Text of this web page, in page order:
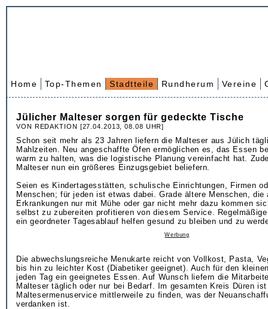
Home Top-Themen Stadtteile Rundherum Vereine
Jülicher Malteser sorgen für gedeckte Tische
VON REDAKTION [27.04.2013, 08.08 UHR]
Schon seit mehr als 23 Jahren liefern die Malteser aus Jülich
Mahlzeiten. Neu angeschaffte Öfen ermöglichen es, das Essen
warm zu halten, was die logistische Planung vereinfacht hat.
Malteser nun ein größeres Einzugsgebiet beliefern.
Seien es Kindertagesstätten, schulische Einrichtungen, Firmen
Menschen; für jeden ist etwas dabei. Grade ältere Menschen, die
Erkrankungen nur mit Mühe oder gar nicht mehr dazu kommen
selbst zu zubereiten profitieren von diesem Service.
ein geordneter Tagesablauf helfen gesund zu bleiben und zu
Werbung
Die abwechslungsreiche Menukarte reicht von Vollkost, Pasta,
bis hin zu leichter Kost (Diabetiker geeignet). Auch für den
jeden Tag ein geeignetes Essen. Auf Wunsch liefern die
Malteser täglich oder nur bei Bedarf. Im gesamten Kreis Düren
Maltesermenuservice mittlerweile zu finden, was der
verdanken ist.